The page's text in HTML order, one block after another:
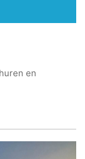
en